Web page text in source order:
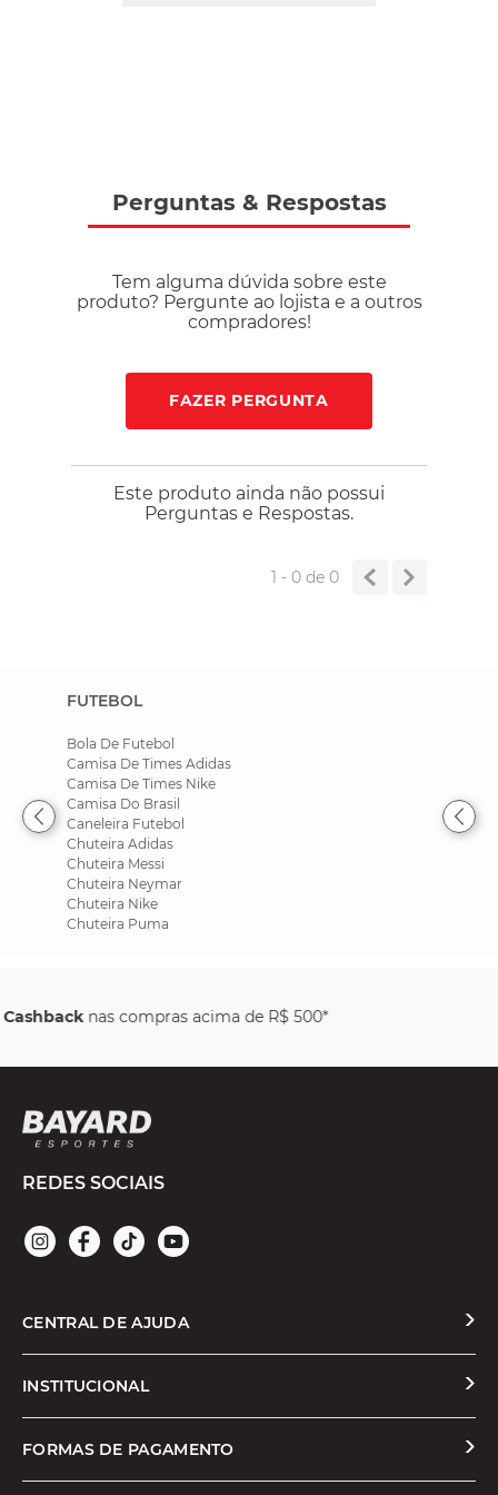
Perguntas & Respostas
Tem alguma dúvida sobre este
produto? Pergunte ao lojista e a outros
compradores!
FAZER PERGUNTA
Este produto ainda não possui
Perguntas e Respostas.
1 - 0de 0
FUTEBOL
Bola De Futebol
Camisa De Times Adidas
Camisa De Times Nike
Camisa Do Brasil
Caneleira Futebol
Chuteira Adidas
Chuteira Messi
Chuteira Neymar
Chuteira Nike
Chuteira Puma
Parcele em até6x sem juros
REDES SOCIAIS
CENTRAL DE AJUDA
Solicitar Troca ou Devolução
Formas de Pagamento
INSTITUCIONAL
Quem Somos
FORMAS DE PAGAMENTO